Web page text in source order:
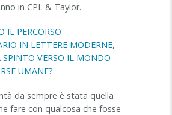
in CPL & Taylor.
IL PERCORSO
IN LETTERE MODERNE,
SPINTO VERSO IL MONDO
UMANE?
da sempre è stata quella
fare con qualcosa che fosse